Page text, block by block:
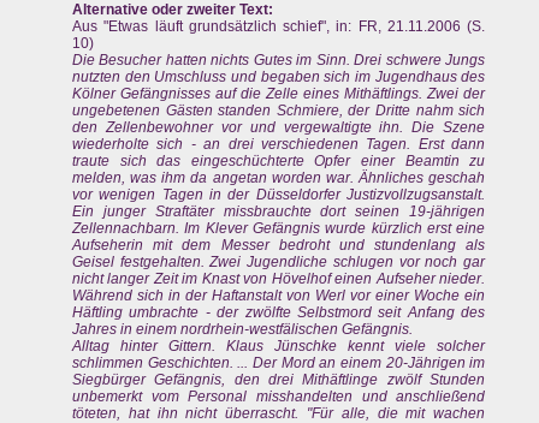
Alternative oder zweiter Text:
Aus "Etwas läuft grundsätzlich schief", in: FR, 21.11.2006 (S.
10)
Die Besucher hatten nichts Gutes im Sinn. Drei schwere Jungs
nutzten den Umschluss und begaben sich im Jugendhaus des
Kölner Gefängnisses auf die Zelle eines Mithäftlings. Zwei der
ungebetenen Gästen standen Schmiere, der Dritte nahm sich
den Zellenbewohner vor und vergewaltigte ihn. Die Szene
wiederholte sich - an drei verschiedenen Tagen. Erst dann
traute sich das eingeschüchterte Opfer einer Beamtin zu
melden, was ihm da angetan worden war. Ähnliches geschah
vor wenigen Tagen in der Düsseldorfer Justizvollzugsanstalt.
Ein junger Straftäter missbrauchte dort seinen 19-jährigen
Zellennachbarn. Im Klever Gefängnis wurde kürzlich erst eine
Aufseherin mit dem Messer bedroht und stundenlang als
Geisel festgehalten. Zwei Jugendliche schlugen vor noch gar
nicht langer Zeit im Knast von Hövelhof einen Aufseher nieder.
Während sich in der Haftanstalt von Werl vor einer Woche ein
Häftling umbrachte - der zwölfte Selbstmord seit Anfang des
Jahres in einem nordrhein-westfälischen Gefängnis.
Alltag hinter Gittern. Klaus Jünschke kennt viele solcher
schlimmen Geschichten. ... Der Mord an einem 20-Jährigen im
Siegbürger Gefängnis, den drei Mithäftlinge zwölf Stunden
unbemerkt vom Personal misshandelten und anschließend
töteten, hat ihn nicht überrascht. "Für alle, die mit wachen